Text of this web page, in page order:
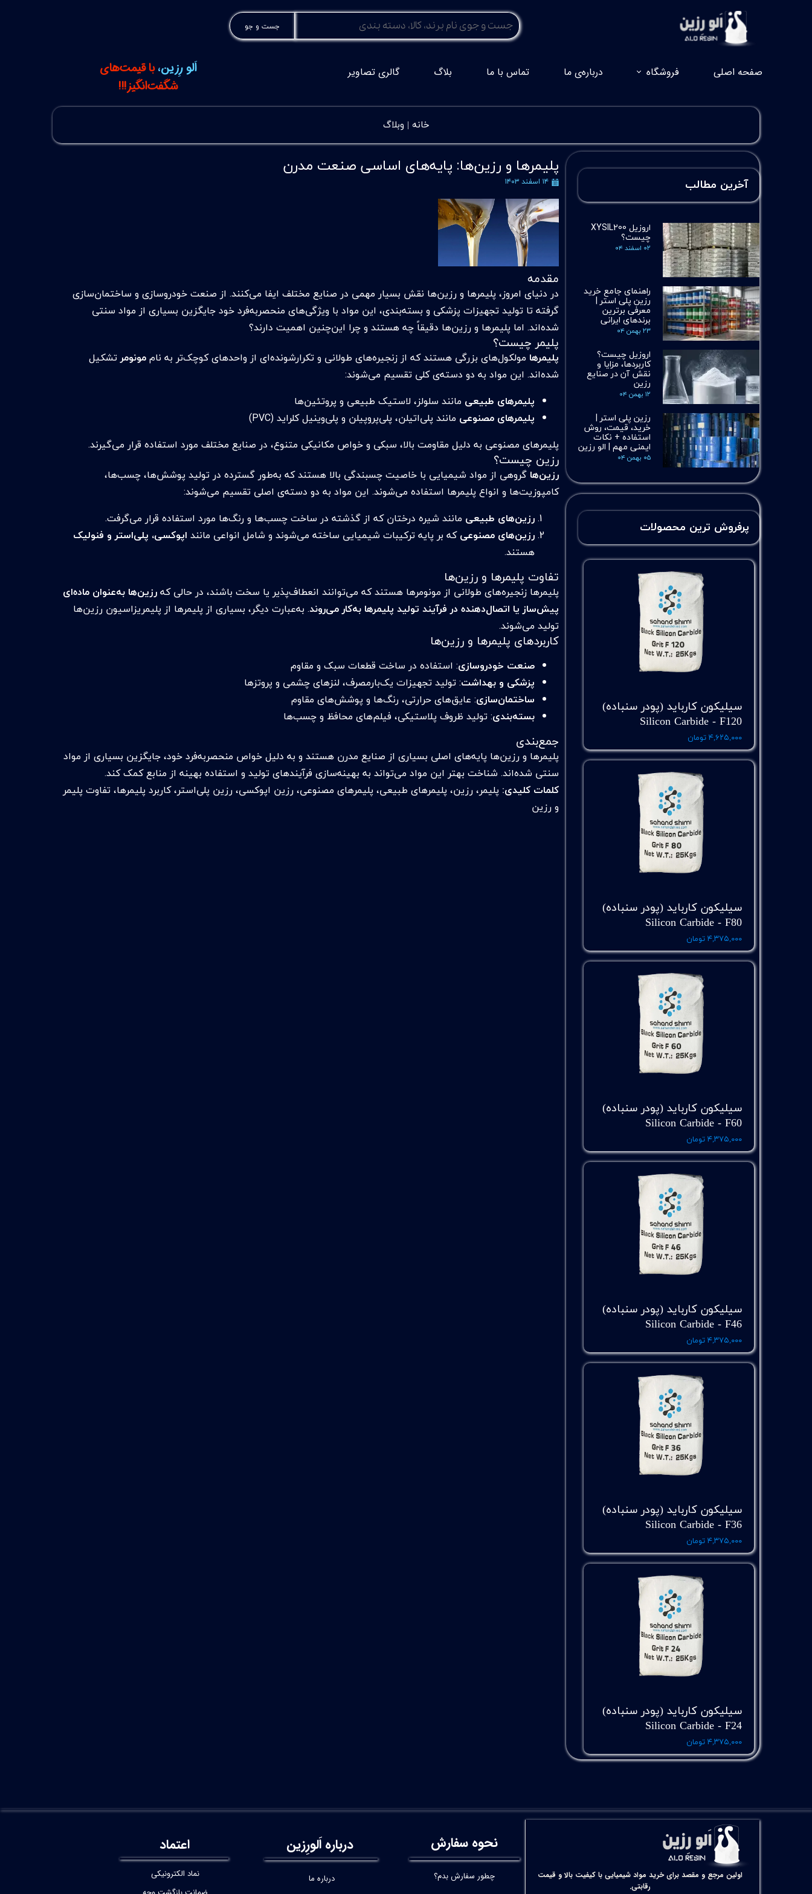
جست و جو
اَلو رِزین،با قیمت‌های
شگفت‌انگیز!!!
صفحه اصلی فروشگاه درباره‌ی ما تماس با ما بلاگ گالری تصاویر
خانه | وبلاگ
پلیمرها و رزین‌ها: پایه‌های اساسی صنعت مدرن
۱۴ اسفند ۱۴۰۳
مقدمه
در دنیای امروز، پلیمرها و رزین‌ها نقش بسیار مهمی در صنایع مختلف ایفا می‌کنند. از صنعت خودروسازی و ساختمان‌سازی
گرفته تا تولید تجهیزات پزشکی و بسته‌بندی، این مواد با ویژگی‌های منحصر‌به‌فرد خود جایگزین بسیاری از مواد سنتی
شده‌اند. اما پلیمرها و رزین‌ها دقیقاً چه هستند و چرا این‌چنین اهمیت دارند؟
پلیمر چیست؟
پلیمرها مولکول‌های بزرگی هستند که از زنجیره‌های طولانی و تکرارشونده‌ای از واحدهای کوچک‌تر به ناممونومرتشکیل
شده‌اند. این مواد به دو دسته‌ی کلی تقسیم می‌شوند:
پلیمرهای طبیعی مانند سلولز، لاستیک طبیعی و پروتئین‌ها
پلیمرهای مصنوعی مانند پلی‌اتیلن، پلی‌پروپیلن و پلی‌وینیل کلراید (PVC)
پلیمرهای مصنوعی به دلیل مقاومت بالا، سبکی و خواص مکانیکی متنوع، در صنایع مختلف مورد استفاده قرار می‌گیرند.
رزین چیست؟
رزین‌ها گروهی از مواد شیمیایی با خاصیت چسبندگی بالا هستند که به‌طور گسترده در تولید پوشش‌ها، چسب‌ها،
کامپوزیت‌ها و انواع پلیمرها استفاده می‌شوند. این مواد به دو دسته‌ی اصلی تقسیم می‌شوند:
رزین‌های طبیعی مانند شیره درختان که از گذشته در ساخت چسب‌ها و رنگ‌ها مورد استفاده قرار می‌گرفت.
رزین‌های مصنوعیکه بر پایه ترکیبات شیمیایی ساخته می‌شوند و شامل انواعی مانند اپوکسی، پلی‌استر و فنولیک
هستند.
تفاوت پلیمرها و رزین‌ها
پلیمرها زنجیره‌های طولانی از مونومرها هستند که می‌توانند انعطاف‌پذیر یا سخت باشند، در حالی کهرزین‌ها به‌عنوان ماده‌ای
پیش‌ساز یا اتصال‌دهنده در فرآیند تولید پلیمرها به‌کار می‌روند. به‌عبارت دیگر، بسیاری از پلیمرها از پلیمریزاسیون رزین‌ها
تولید می‌شوند.
کاربردهای پلیمرها و رزین‌ها
صنعت خودروسازی: استفاده در ساخت قطعات سبک و مقاوم
پزشکی و بهداشت: تولید تجهیزات یک‌بارمصرف، لنزهای چشمی و پروتزها
ساختمان‌سازی: عایق‌های حرارتی، رنگ‌ها و پوشش‌های مقاوم
بسته‌بندی: تولید ظروف پلاستیکی، فیلم‌های محافظ و چسب‌ها
جمع‌بندی
پلیمرها و رزین‌ها پایه‌های اصلی بسیاری از صنایع مدرن هستند و به دلیل خواص منحصربه‌فرد خود، جایگزین بسیاری از مواد
سنتی شده‌اند. شناخت بهتر این مواد می‌تواند به بهینه‌سازی فرآیندهای تولید و استفاده بهینه از منابع کمک کند.
کلمات کلیدی: پلیمر، رزین، پلیمرهای طبیعی، پلیمرهای مصنوعی، رزین اپوکسی، رزین پلی‌استر، کاربرد پلیمرها، تفاوت پلیمر
و رزین
سیلیکون کارباید (پودر سنباده)
Silicon Carbide - F120
۴,۶۲۵,۰۰۰ تومان
سیلیکون کارباید (پودر سنباده)
Silicon Carbide - F80
۴,۳۷۵,۰۰۰ تومان
سیلیکون کارباید (پودر سنباده)
Silicon Carbide - F60
۴,۳۷۵,۰۰۰ تومان
سیلیکون کارباید (پودر سنباده)
Silicon Carbide - F46
۴,۳۷۵,۰۰۰ تومان
سیلیکون کارباید (پودر سنباده)
Silicon Carbide - F36
۴,۳۷۵,۰۰۰ تومان
سیلیکون کارباید (پودر سنباده)
Silicon Carbide - F24
۴,۳۷۵,۰۰۰ تومان
پرفروش ترین محصولات
آخرین مطالب
اروزیل XYSIL200
چیست؟
۰۲ اسفند ۰۴
راهنمای جامع خرید
رزین پلی استر |
معرفی برترین
برندهای ایرانی
۲۳ بهمن ۰۴
اروزیل چیست؟
کاربردها، مزایا و
نقش آن در صنایع
رزین
۱۲ بهمن ۰۴
رزین پلی استر |
خرید، قیمت، روش
استفاده + نکات
ایمنی مهم | الو رزین
۰۵ بهمن ۰۴
اولین مرجع و مقصد برای خرید مواد شیمیایی با کیفیت بالا و قیمت
رقابتی.
نحوه سفارش
چطور سفارش بدم؟
اعتماد
نماد الکترونیکی
درباره اَلورِزین
درباره ما